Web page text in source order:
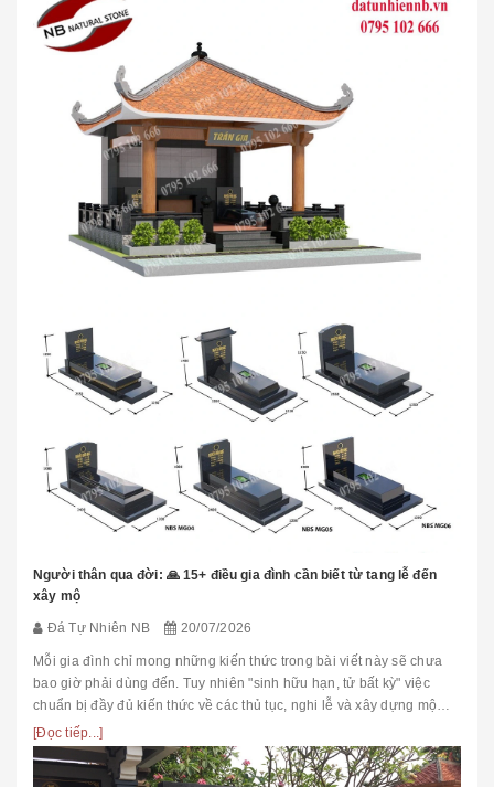
Người thân qua đời: 🙏 15+ điều gia đình cần biết từ tang lễ đến
xây mộ
Đá Tự Nhiên NB 20/07/2026
Mỗi gia đình chỉ mong những kiến thức trong bài viết này sẽ chưa
bao giờ phải dùng đến. Tuy nhiên "sinh hữu hạn, tử bất kỳ" việc
chuẩn bị đầy đủ kiến thức về các thủ tục, nghi lễ và xây dựng mộ
phầ...
[Đọc tiếp...]